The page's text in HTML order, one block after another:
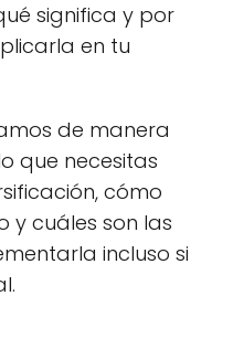
significa y por
en tu
de manera
que necesitas
cómo
y cuáles son las
incluso si